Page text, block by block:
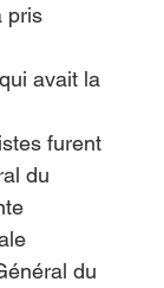
pris
avait la
furent
du
du